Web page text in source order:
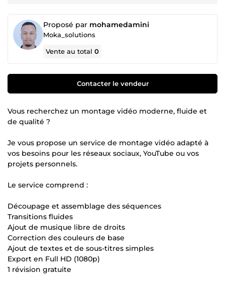
Proposé par mohamedamini
Moka_solutions
Vente au total0
Contacter le vendeur
Vous recherchez un montage vidéo moderne, fluide et
de qualité ?
Je vous propose un service de montage vidéo adapté à
vos besoins pour les réseaux sociaux, YouTube ou vos
projets personnels.
Le service comprend :
Découpage et assemblage des séquences
Transitions fluides
Ajout de musique libre de droits
Correction des couleurs de base
Ajout de textes et de sous-titres simples
Export en Full HD (1080p)
1 révision gratuite